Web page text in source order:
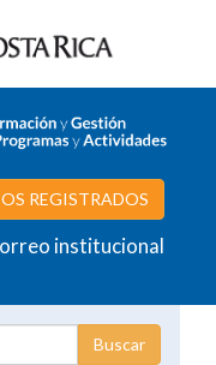
REGISTRADOS
institucional